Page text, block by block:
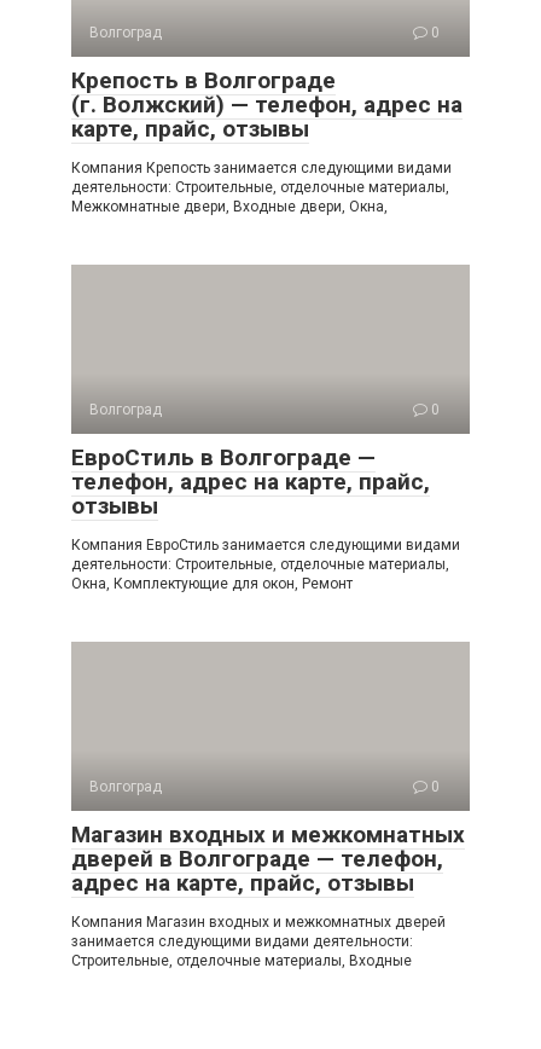
Волгоград 0
Крепость в Волгограде
(г. Волжский) — телефон, адрес на
карте, прайс, отзывы
Компания Крепость занимается следующими видами
деятельности: Строительные, отделочные материалы,
Межкомнатные двери, Входные двери, Окна,
Волгоград 0
ЕвроСтиль в Волгограде —
телефон, адрес на карте, прайс,
отзывы
Компания ЕвроСтиль занимается следующими видами
деятельности: Строительные, отделочные материалы,
Окна, Комплектующие для окон, Ремонт
Волгоград 0
Магазин входных и межкомнатных
дверей в Волгограде — телефон,
адрес на карте, прайс, отзывы
Компания Магазин входных и межкомнатных дверей
занимается следующими видами деятельности:
Строительные, отделочные материалы, Входные